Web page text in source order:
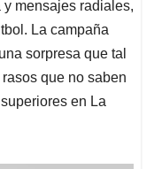
mensajes radiales,
La campaña
sorpresa que tal
que no saben
en La